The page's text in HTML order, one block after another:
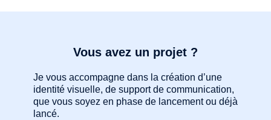
Vous avez un projet ?
Je vous accompagne dans la création d’une
identité visuelle, de support de communication,
que vous soyez en phase de lancement ou déjà
lancé.